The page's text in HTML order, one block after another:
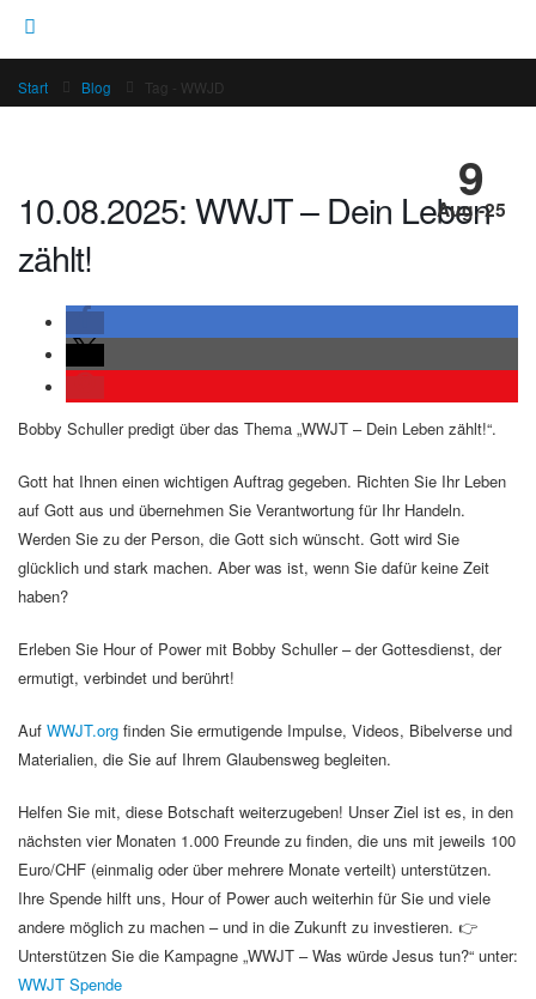
Start Blog Tag - WWJD
9
Aug.-25
10.08.2025: WWJT – Dein Leben
zählt!
Bobby Schuller predigt über das Thema „WWJT – Dein Leben zählt!“.
Gott hat Ihnen einen wichtigen Auftrag gegeben. Richten Sie Ihr Leben
auf Gott aus und übernehmen Sie Verantwortung für Ihr Handeln.
Werden Sie zu der Person, die Gott sich wünscht. Gott wird Sie
glücklich und stark machen. Aber was ist, wenn Sie dafür keine Zeit
haben?
Erleben Sie Hour of Power mit Bobby Schuller – der Gottesdienst, der
ermutigt, verbindet und berührt!
Auf WWJT.org finden Sie ermutigende Impulse, Videos, Bibelverse und
Materialien, die Sie auf Ihrem Glaubensweg begleiten.
Helfen Sie mit, diese Botschaft weiterzugeben! Unser Ziel ist es, in den
nächsten vier Monaten 1.000 Freunde zu finden, die uns mit jeweils 100
Euro/CHF (einmalig oder über mehrere Monate verteilt) unterstützen.
Ihre Spende hilft uns, Hour of Power auch weiterhin für Sie und viele
andere möglich zu machen – und in die Zukunft zu investieren. 👉
Unterstützen Sie die Kampagne „WWJT – Was würde Jesus tun?“ unter:
WWJT Spende